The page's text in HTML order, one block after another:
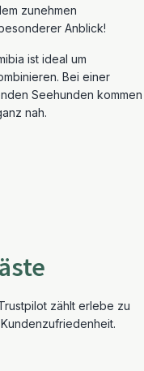
zunehmen
Anblick!
ist ideal um
Bei einer
Seehunden kommen
nah.
zählt erlebe zu